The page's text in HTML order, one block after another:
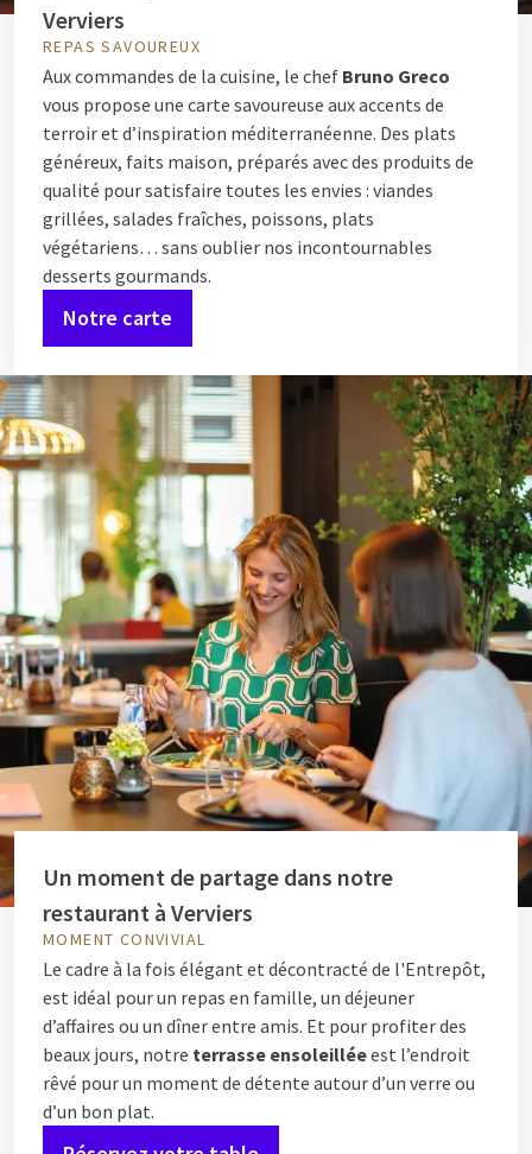
Verviers
REPAS SAVOUREUX
Aux commandes de la cuisine, le chef Bruno Greco
vous propose une carte savoureuse aux accents de
terroir et d’inspiration méditerranéenne. Des plats
généreux, faits maison, préparés avec des produits de
qualité pour satisfaire toutes les envies : viandes
grillées, salades fraîches, poissons, plats
végétariens… sans oublier nos incontournables
desserts gourmands.
Notre carte
Un moment de partage dans notre
restaurant à Verviers
MOMENT CONVIVIAL
Le cadre à la fois élégant et décontracté de l'Entrepôt,
est idéal pour un repas en famille, un déjeuner
d’affaires ou un dîner entre amis. Et pour profiter des
beaux jours, notre terrasse ensoleilléeest l’endroit
rêvé pour un moment de détente autour d’un verre ou
d’un bon plat.